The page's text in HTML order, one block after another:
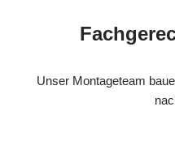
Unser Montageteam